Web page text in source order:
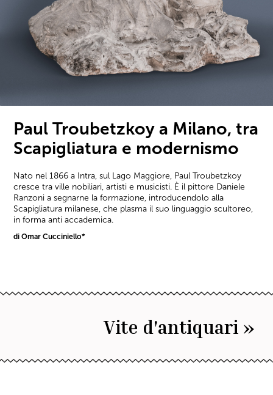
Paul Troubetzkoy a Milano, tra
Scapigliatura e modernismo
Nato nel 1866 a Intra, sul Lago Maggiore, Paul Troubetzkoy
cresce tra ville nobiliari, artisti e musicisti. È il pittore Daniele
Ranzoni a segnarne la formazione, introducendolo alla
Scapigliatura milanese, che plasma il suo linguaggio scultoreo,
in forma anti accademica.
di Omar Cucciniello*
Vite d'antiquari »